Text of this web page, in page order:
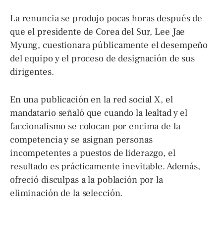
La renuncia se produjo pocas horas después de
que el presidente de Corea del Sur, Lee Jae
Myung, cuestionara públicamente el desempeño
del equipo y el proceso de designación de sus
dirigentes.
En una publicación en la red social X, el
mandatario señaló que cuando la lealtad y el
faccionalismo se colocan por encima de la
competencia y se asignan personas
incompetentes a puestos de liderazgo, el
resultado es prácticamente inevitable. Además,
ofreció disculpas a la población por la
eliminación de la selección.